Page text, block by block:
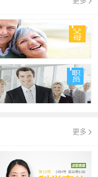
更多